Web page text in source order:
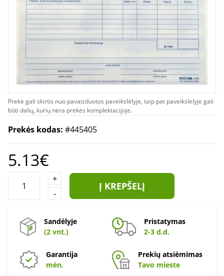
Prekė gali skirtis nuo pavaizduotos paveikslėlyje, taip pat paveikslėlyje gali
būti dalių, kurių nėra prekės komplektacijoje.
Prekės kodas: #445405
5.13€
+
-
Į KREPŠELĮ
Sandėlyje
(2 vnt.)
Pristatymas
2-3 d.d.
Garantija
mėn.
Prekių atsiėmimas
Tavo mieste